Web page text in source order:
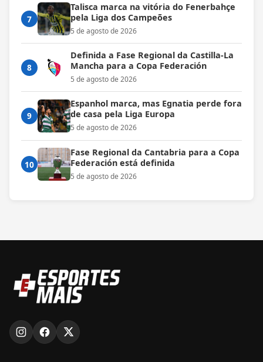
7
Talisca marca na vitória do Fenerbahçe
pela Liga dos Campeões
5 de agosto de 2026
8
Definida a Fase Regional da Castilla-La
Mancha para a Copa Federación
5 de agosto de 2026
9
Espanhol marca, mas Egnatia perde fora
de casa pela Liga Europa
5 de agosto de 2026
10
Fase Regional da Cantabria para a Copa
Federación está definida
5 de agosto de 2026